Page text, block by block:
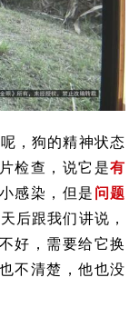
，狗的精神状态
检查，说它是有
感染，但是问题
后跟我们讲说，
好，需要给它换
不清楚，他也没